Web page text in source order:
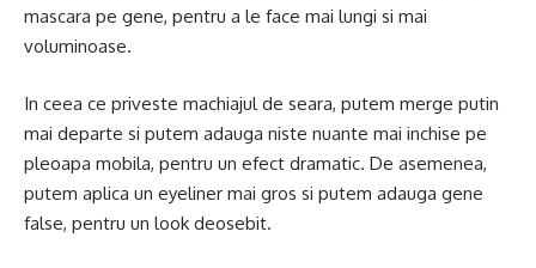
mascara pe gene, pentru a le face mai lungi si mai
voluminoase.
In ceea ce priveste machiajul de seara, putem merge putin
mai departe si putem adauga niste nuante mai inchise pe
pleoapa mobila, pentru un efect dramatic. De asemenea,
putem aplica un eyeliner mai gros si putem adauga gene
false, pentru un look deosebit.